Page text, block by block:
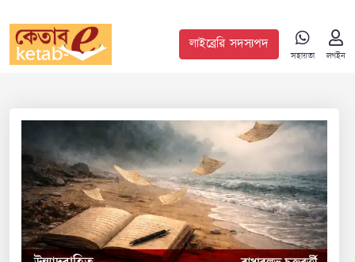
লাইব্রেরি সদস্যপদ
সহায়তা লগইন